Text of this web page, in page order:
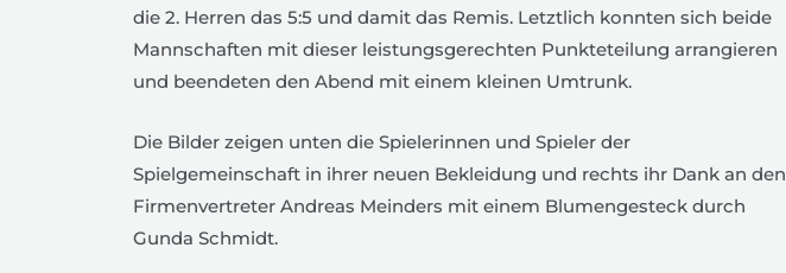
die 2. Herren das 5:5 und damit das Remis. Letztlich konnten sich beide
Mannschaften mit dieser leistungsgerechten Punkteteilung arrangieren
und beendeten den Abend mit einem kleinen Umtrunk.
Die Bilder zeigen unten die Spielerinnen und Spieler der
Spielgemeinschaft in ihrer neuen Bekleidung und rechts ihr Dank an den
Firmenvertreter Andreas Meinders mit einem Blumengesteck durch
Gunda Schmidt.